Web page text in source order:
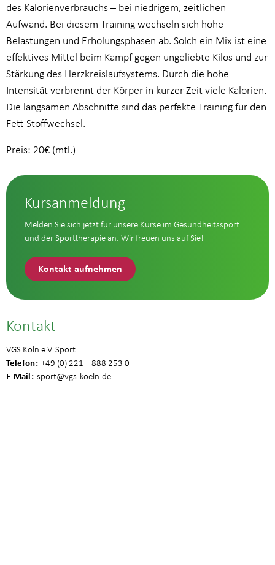
des Kalorienverbrauchs – bei niedrigem, zeitlichen
Aufwand. Bei diesem Training wechseln sich hohe
Belastungen und Erholungsphasen ab. Solch ein Mix ist eine
effektives Mittel beim Kampf gegen ungeliebte Kilos und zur
Stärkung des Herzkreislaufsystems. Durch die hohe
Intensität verbrennt der Körper in kurzer Zeit viele Kalorien.
Die langsamen Abschnitte sind das perfekte Training für den
Fett-Stoffwechsel.
Preis: 20€ (mtl.)
Kursanmeldung
Melden Sie sich jetzt für unsere Kurse im Gesundheitssport
und der Sporttherapie an. Wir freuen uns auf Sie!
Kontakt aufnehmen
Kontakt
VGS Köln e.V. Sport
Telefon +49 (0) 221 – 888 253 0
E-Mail sport@vgs-koeln.de